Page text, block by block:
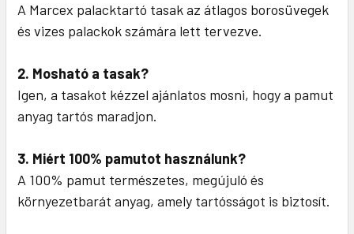
A Marcex palacktartó tasak az átlagos borosüvegek
és vizes palackok számára lett tervezve.
2. Mosható a tasak?
Igen, a tasakot kézzel ajánlatos mosni, hogy a pamut
anyag tartós maradjon.
3. Miért 100% pamutot használunk?
A 100% pamut természetes, megújuló és
környezetbarát anyag, amely tartósságot is biztosít.